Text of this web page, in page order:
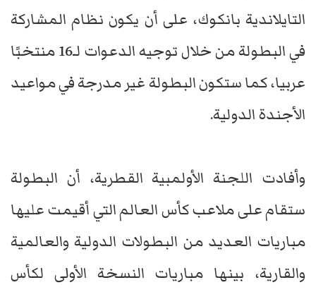
التايلاندية بانكوك، على أن يكون نظام المشاركة
في البطولة من خلال توجيه الدعوات لـ16 منتخبًا
عربيا، كما ستكون البطولة غير مدرجة في مواعيد
الأجندة الدولية.
وأفادت اللجنة الأولمبية القطرية، أن البطولة
ستقام على ملاعب كأس العالم التي أقيمت عليها
مباريات العديد من البطولات الدولية والعالمية
والقارية، بينها مباريات النسخة الأولى لكأس